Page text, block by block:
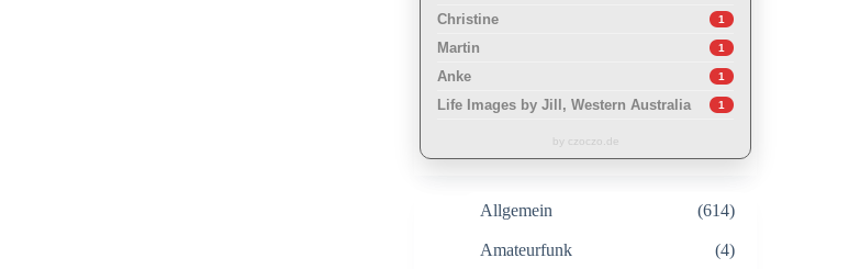
Christine 1
Martin 1
Anke 1
Life Images by Jill, Western Australia 1
by czoczo.de
Allgemein (614)
Amateurfunk (4)